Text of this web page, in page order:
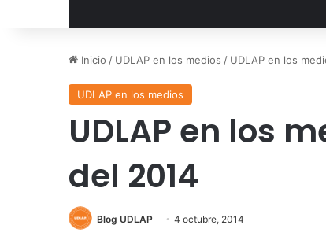
Inicio / UDLAP en los medios / UDLAP en los
UDLAP en los medios
UDLAP en los
del 2014
Blog UDLAP 4 octubre, 2014